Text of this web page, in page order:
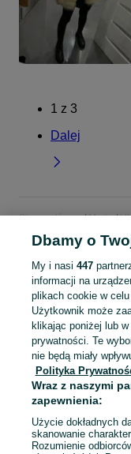
1 z 3
Dalej
Strona główna Moda
Kamizelki - Dolnośląskie
KATEGORIA
Mapa kategorii
Mapa miejscowości
Mapa ministron
Popularne wyszukiwania
Dbamy o
My i nasi 447
informacji na
plikach cookie w
Użytkownik może
klikając poniżej lub
prywatności. Te
nie będą miały
Polityka
Wraz z naszymi
zapewnienia:
Użycie dokładnych
skanowanie
Rozumienie